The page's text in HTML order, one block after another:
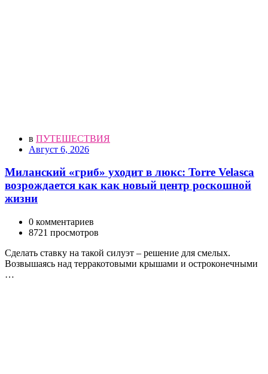
в ПУТЕШЕСТВИЯ
Август 6, 2026
Миланский «гриб» уходит в люкс: Torre Velasca
возрождается как как новый центр роскошной
жизни
0 комментариев
8721 просмотров
Сделать ставку на такой силуэт – решение для смелых.
Возвышаясь над терракотовыми крышами и остроконечными
…